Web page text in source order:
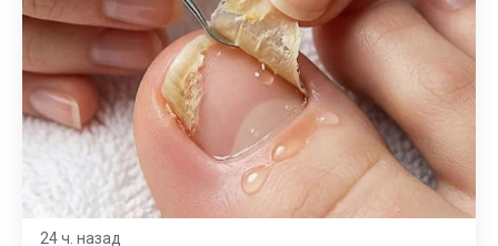
24 ч. назад